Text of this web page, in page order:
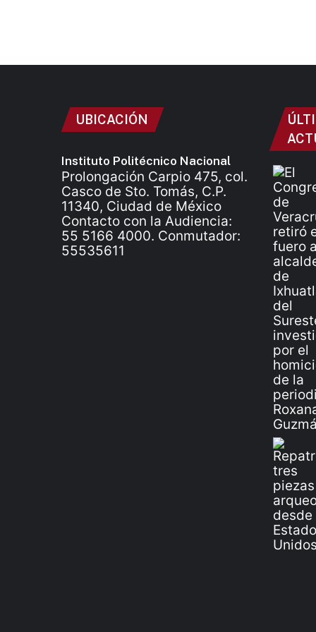
UBICACIÓN
Instituto Politécnico Nacional
Prolongación Carpio 475, col.
Casco de Sto. Tomás, C.P.
11340, Ciudad de México
Contacto con la Audiencia:
55 5166 4000. Conmutador:
55535611